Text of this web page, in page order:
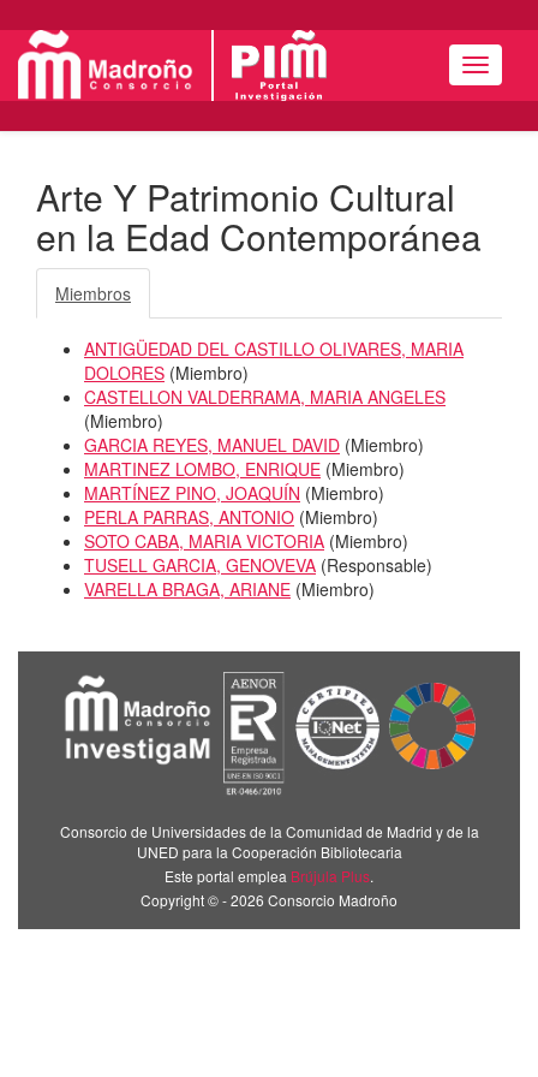
Menú
Arte Y Patrimonio Cultural
en la Edad Contemporánea
Miembros
ANTIGÜEDAD DEL CASTILLO OLIVARES, MARIA
DOLORES (Miembro)
CASTELLON VALDERRAMA, MARIA ANGELES
(Miembro)
GARCIA REYES, MANUEL DAVID (Miembro)
MARTINEZ LOMBO, ENRIQUE (Miembro)
MARTÍNEZ PINO, JOAQUÍN (Miembro)
PERLA PARRAS, ANTONIO (Miembro)
SOTO CABA, MARIA VICTORIA (Miembro)
TUSELL GARCIA, GENOVEVA (Responsable)
VARELLA BRAGA, ARIANE (Miembro)
Consorcio de Universidades de la Comunidad de Madrid y de la
UNED para la Cooperación Bibliotecaria
Este portal emplea Brújula Plus.
Copyright © - 2026 Consorcio Madroño